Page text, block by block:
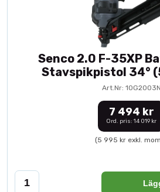
Senco 2.0 F-35XP
Stavspikpistol 34°
Art.Nr: 10G2003N
7 494 kr
Ord. pris: 14 019 kr
(5 995 kr exkl.